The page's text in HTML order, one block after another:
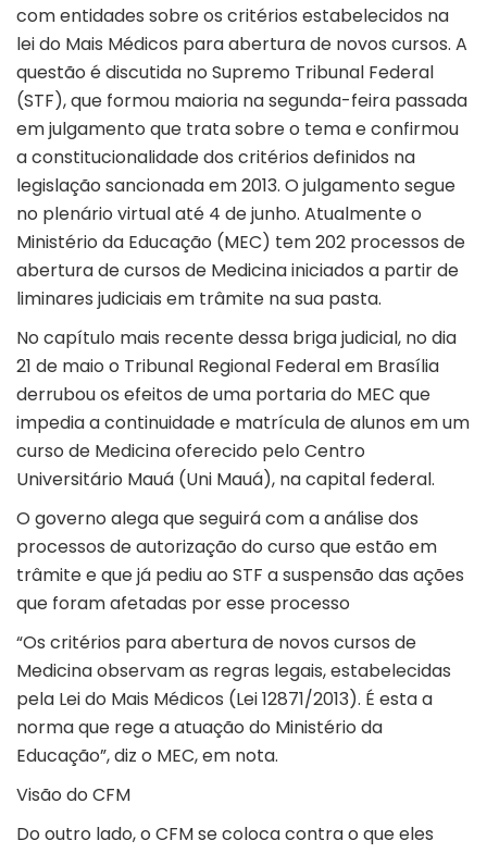
com entidades sobre os critérios estabelecidos na
lei do Mais Médicos para abertura de novos cursos. A
questão é discutida no Supremo Tribunal Federal
(STF), que formou maioria na segunda-feira passada
em julgamento que trata sobre o tema e confirmou
a constitucionalidade dos critérios definidos na
legislação sancionada em 2013. O julgamento segue
no plenário virtual até 4 de junho. Atualmente o
Ministério da Educação (MEC) tem 202 processos de
abertura de cursos de Medicina iniciados a partir de
liminares judiciais em trâmite na sua pasta.
No capítulo mais recente dessa briga judicial, no dia
21 de maio o Tribunal Regional Federal em Brasília
derrubou os efeitos de uma portaria do MEC que
impedia a continuidade e matrícula de alunos em um
curso de Medicina oferecido pelo Centro
Universitário Mauá (Uni Mauá), na capital federal.
O governo alega que seguirá com a análise dos
processos de autorização do curso que estão em
trâmite e que já pediu ao STF a suspensão das ações
que foram afetadas por esse processo
“Os critérios para abertura de novos cursos de
Medicina observam as regras legais, estabelecidas
pela Lei do Mais Médicos (Lei 12871/2013). É esta a
norma que rege a atuação do Ministério da
Educação”, diz o MEC, em nota.
Visão do CFM
Do outro lado, o CFM se coloca contra o que eles